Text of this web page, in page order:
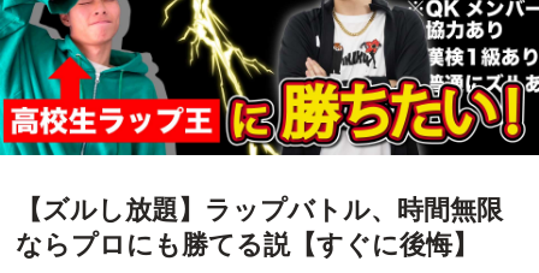
【ズルし放題】ラップバトル、時間無限
ならプロにも勝てる説【すぐに後悔】